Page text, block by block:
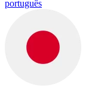
português